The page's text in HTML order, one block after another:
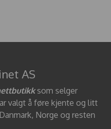
AS
som selger
valgt å føre kjente og litt
Norge og resten